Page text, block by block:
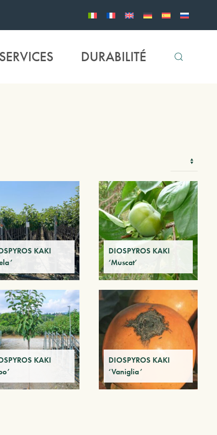
DURABILITÉ
KAKI
DIOSPYROS KAKI
‘Muscat’
KAKI
DIOSPYROS KAKI
‘Vaniglia’